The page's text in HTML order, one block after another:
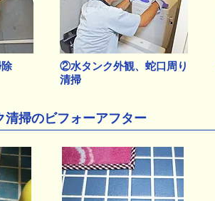
②水タンク外観、蛇口周り
清掃
清掃のビフォーアフター